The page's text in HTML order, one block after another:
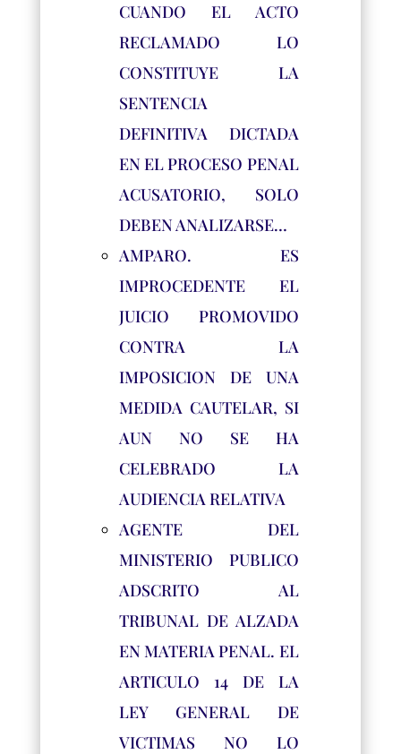
CUANDO EL ACTO
RECLAMADO LO
CONSTITUYE LA
SENTENCIA
DEFINITIVA DICTADA
EN EL PROCESO PENAL
ACUSATORIO, SOLO
DEBEN ANALIZARSE…
AMPARO. ES
IMPROCEDENTE EL
JUICIO PROMOVIDO
CONTRA LA
IMPOSICION DE UNA
MEDIDA CAUTELAR, SI
AUN NO SE HA
CELEBRADO LA
AUDIENCIA RELATIVA
AGENTE DEL
MINISTERIO PUBLICO
ADSCRITO AL
TRIBUNAL DE ALZADA
EN MATERIA PENAL. EL
ARTICULO 14 DE LA
LEY GENERAL DE
VICTIMAS NO LO